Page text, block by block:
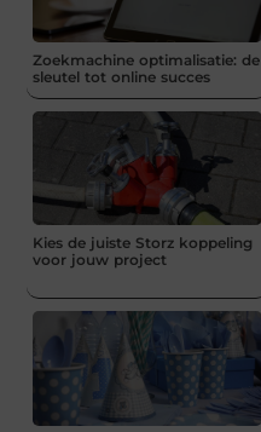
Zoekmachine optimalisatie: de
sleutel tot online succes
Kies de juiste Storz koppeling
voor jouw project